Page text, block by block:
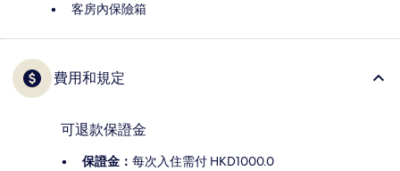
客房內保險箱
費用和規定
可退款保證金
保證金： 每次入住需付 HKD1000.0